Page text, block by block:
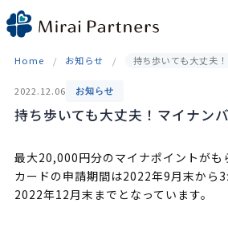
Skip
to
Home お知らせ 持ち歩いても大丈夫
2022.12.06 お知らせ
持ち歩いても大丈夫！マイナン
最大20,000円分のマイナポイントがも
カードの申請期間は2022年9月末から3
2022年12月末までとなっています。